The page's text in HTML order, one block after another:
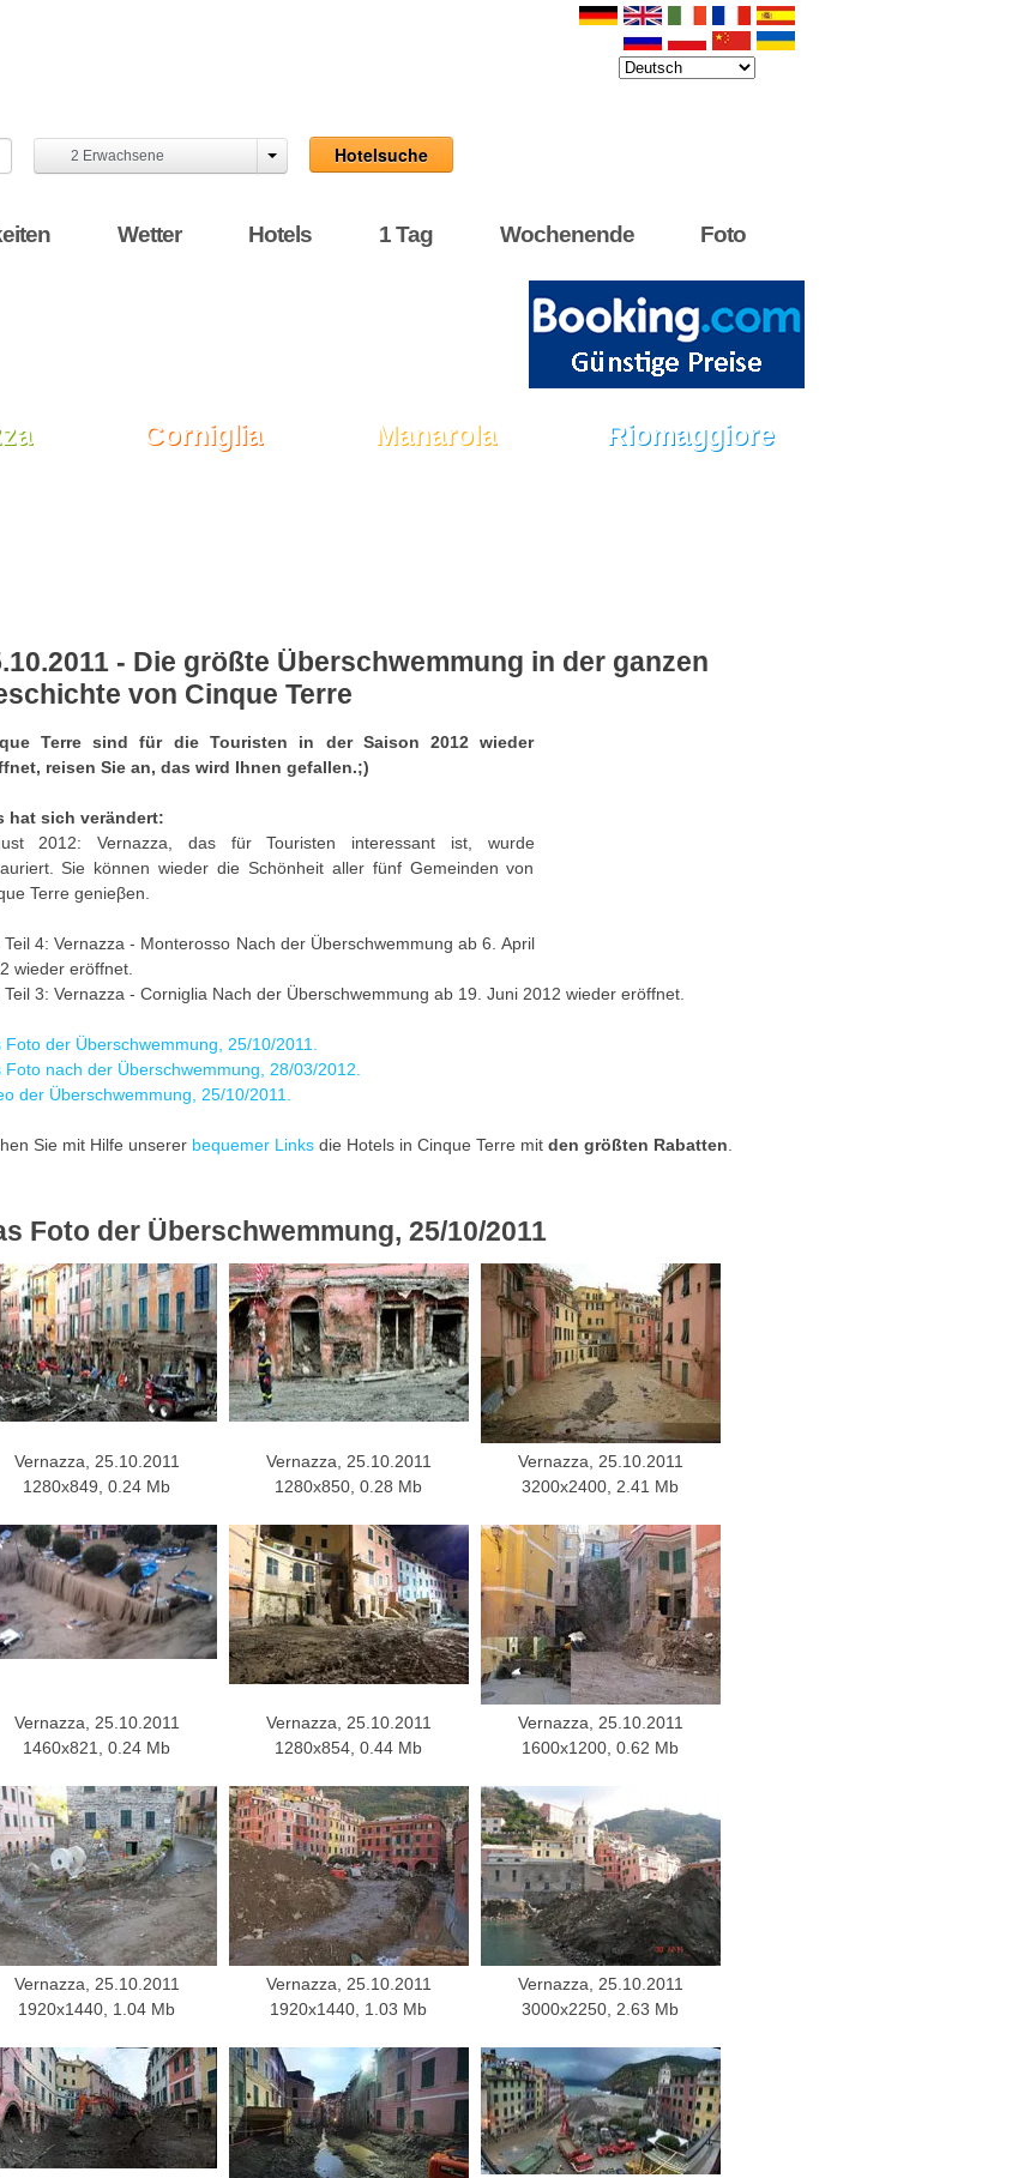
2 Erwachsene Hotelsuche
Wetter Hotels 1 Tag Wochenende Foto
Corniglia Manarola Riomaggiore
- Die größte Überschwemmung in der ganzen
von Cinque Terre
Terre sind für die Touristen in der Saison 2012 wieder
reisen Sie an, das wird Ihnen gefallen.;)
hat sich verändert:
2012: Vernazza, das für Touristen interessant ist, wurde
Sie können wieder die Schönheit aller fünf Gemeinden von
Terre genieβen.
Teil 4: Vernazza - Monterosso Nach der Überschwemmung ab 6. April
wieder eröffnet.
Teil 3: Vernazza - Corniglia Nach der Überschwemmung ab 19. Juni 2012 wieder eröffnet.
Foto der Überschwemmung, 25/10/2011.
Foto nach der Überschwemmung, 28/03/2012.
der Überschwemmung, 25/10/2011.
Sie mit Hilfe unserer bequemer Linksdie Hotels in Cinque Terre mit den größten Rabatten
Foto der Überschwemmung, 25/10/2011
Vernazza, 25.10.2011
1280x849, 0.24 Mb
Vernazza, 25.10.2011
1280x850, 0.28 Mb
Vernazza, 25.10.2011
3200x2400, 2.41 Mb
Vernazza, 25.10.2011
1460x821, 0.24 Mb
Vernazza, 25.10.2011
1280x854, 0.44 Mb
Vernazza, 25.10.2011
1600x1200, 0.62 Mb
Vernazza, 25.10.2011
1920x1440, 1.04 Mb
Vernazza, 25.10.2011
1920x1440, 1.03 Mb
Vernazza, 25.10.2011
3000x2250, 2.63 Mb